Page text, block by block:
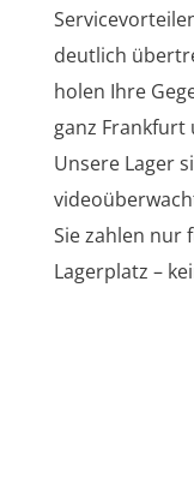
deutlich übertreffen: Abholung
holen Ihre
ganz Frankfurt und
Unsere Lager
videoüberwacht und
Sie zahlen nur
Lagerplatz –